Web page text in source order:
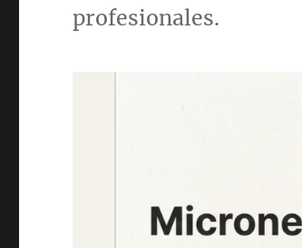
profesionales.